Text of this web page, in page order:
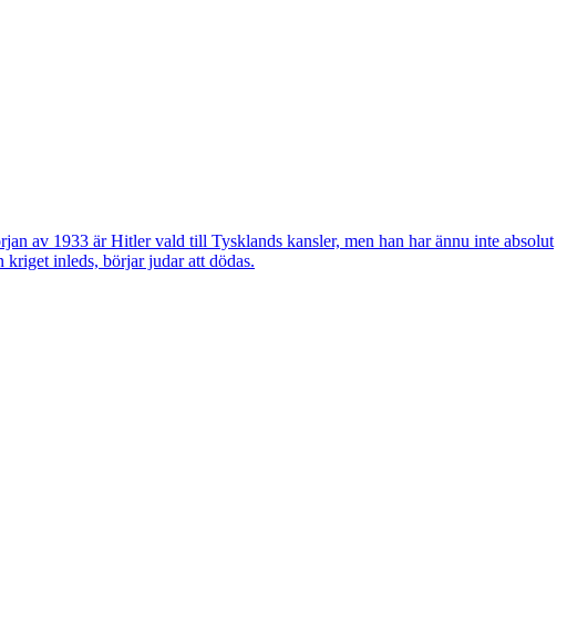
av 1933 är Hitler vald till Tysklands kansler, men han har ännu inte absolut
inleds, börjar judar att dödas.